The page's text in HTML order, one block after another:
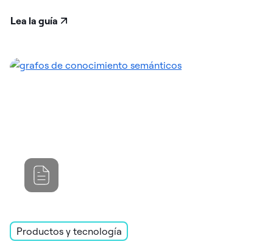
Lea la guía
Productos y tecnología